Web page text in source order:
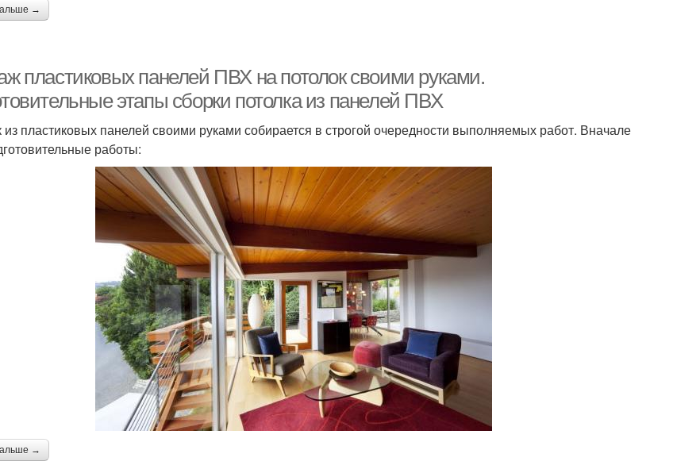
→
пластиковых панелей ПВХ на потолок своими руками.
этапы сборки потолка из панелей ПВХ
из пластиковых панелей своими руками собирается в строгой очередности выполняемых работ. Вначале
работы:
→